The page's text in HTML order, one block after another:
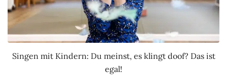
Singen mit Kindern: Du meinst, es klingt doof? Das ist
egal!